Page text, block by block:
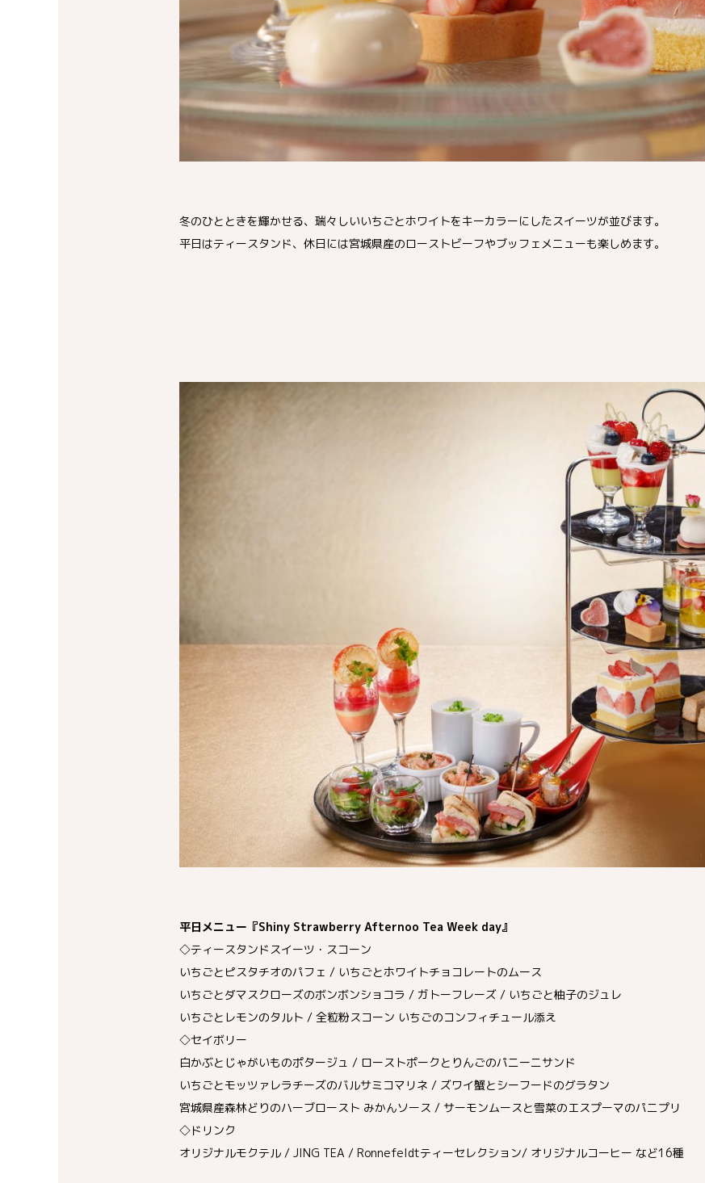
冬のひとときを輝かせる、瑞々しいいちごとホワイトをキーカラーにしたスイーツが並びます。
平日はティースタンド、休日には宮城県産のローストビーフやブッフェメニューも楽しめます。
平日メニュー『Shiny Strawberry Afternoo Tea Week day』
◇ティースタンドスイーツ・スコーン
いちごとピスタチオのパフェ / いちごとホワイトチョコレートのムース
いちごとダマスクローズのボンボンショコラ / ガトーフレーズ / いちごと柚子のジュレ
いちごとレモンのタルト / 全粒粉スコーン いちごのコンフィチュール添え
◇セイボリー
白かぶとじゃがいものポタージュ / ローストポークとりんごのパニーニサンド
いちごとモッツァレラチーズのバルサミコマリネ / ズワイ蟹とシーフードのグラタン
宮城県産森林どりのハーブロースト みかんソース / サーモンムースと雪菜のエスプーマのパニプリ
◇ドリンク
オリジナルモクテル / JING TEA / Ronnefeldtティーセレクション/ オリジナルコーヒー など16種